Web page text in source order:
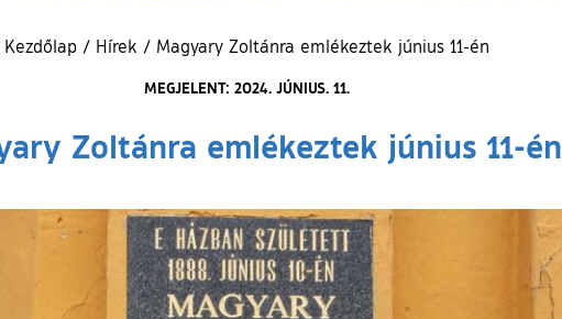
Kezdőlap / Hírek / Magyary Zoltánra emlékeztek június 11-én
MEGJELENT: 2024. JÚNIUS. 11.
Zoltánra emlékeztek június 11-én